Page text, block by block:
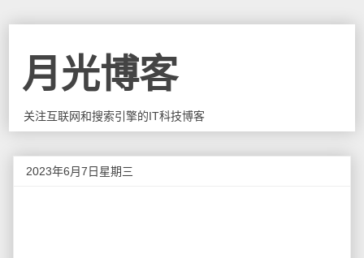
月光博客
关注互联网和搜索引擎的IT科技博客
2023年6月7日星期三